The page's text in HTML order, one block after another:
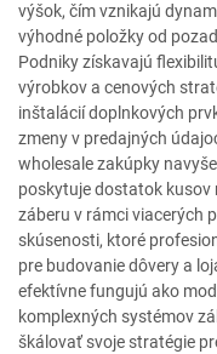
výšok, čím vznikajú
výhodné položky od
Podniky získavajú
výrobkov a cenových
inštalácií doplnkových
zmeny v predajných
wholesale zakúpky
poskytuje dostatok
záberu v rámci viacerých
skúsenosti, ktoré
pre budovanie dôvery a
efektívne fungujú ako
komplexných systémov
škálovať svoje stratégie